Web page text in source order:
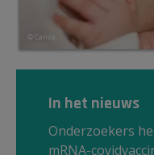
© Canva
In het nieuws
Onderzoekers
mRNA-